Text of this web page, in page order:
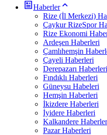
Haberler
Rize (İl Merkezi)
Çaykur RizeSpor
Rize Ekonomi
Ardeşen Haberleri
Çamlıhemşin
Çayeli Haberleri
Derepazarı Haberleri
Fındıklı Haberleri
Güneysu Habeleri
Hemşin Haberleri
İkizdere Haberleri
İyidere Haberleri
Kalkandere
Pazar Haberleri